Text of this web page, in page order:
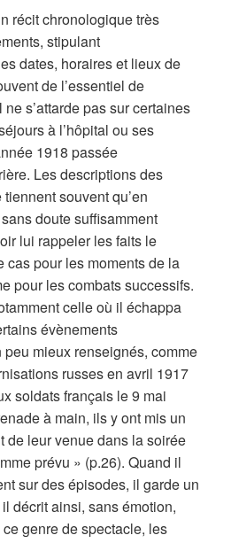
récit chronologique très
stipulant
dates, horaires et lieux de
de l’essentiel de
ne s’attarde pas sur certaines
à l’hôpital ou ses
1918 passée
Les descriptions des
souvent qu’en
doute suffisamment
lui rappeler les faits le
cas pour les moments de la
pour les combats successifs.
celle où il échappa
évènements
mieux renseignés, comme
russes en avril 1917
soldats français le 9 mai
à main, ils y ont mis un
de leur venue dans la soirée
prévu » (p.26). Quand il
sur des épisodes, il garde un
décrit ainsi, sans émotion,
genre de spectacle, les